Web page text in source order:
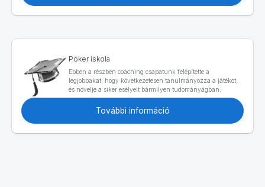
Póker iskola
Ebben a részben coaching csapatunk felépítette a
legjobbakat, hogy következetesen tanulmányozza a játékot,
és növelje a siker esélyeit bármilyen tudományágban.
További információ